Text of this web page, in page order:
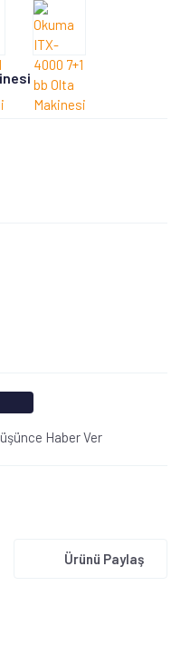
Haber Ver
Ürünü Paylaş